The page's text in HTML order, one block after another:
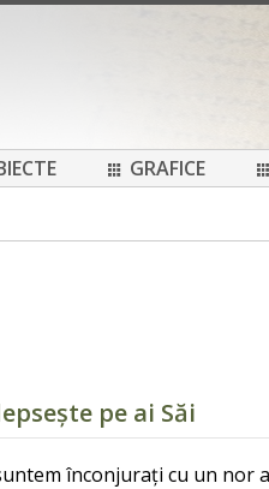
GRAFICE
pe ai Săi
înconjurați cu un nor